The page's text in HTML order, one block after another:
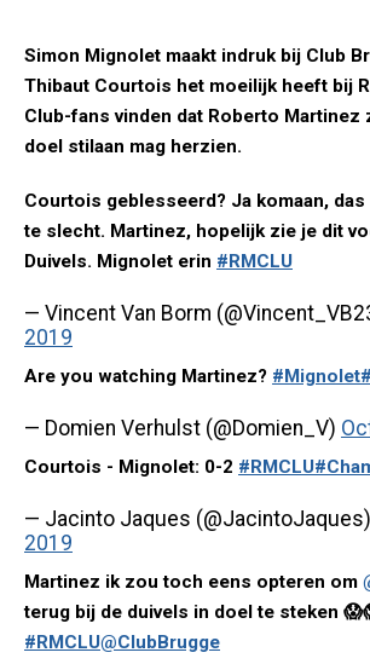
Simon Mignolet maakt indruk bij Club
Thibaut Courtois het moeilijk heeft bij
Club-fans vinden dat Roberto Martinez
doel stilaan mag herzien.
Courtois geblesseerd? Ja komaan, das
te slecht. Martinez, hopelijk zie je dit
Duivels. Mignolet erin #RMCLU
— Vincent Van Borm
2019
Are you watching Martinez? #Mignolet
— Domien Verhulst (@Domien_V)
Courtois - Mignolet: 0-2 #RMCLU
— Jacinto Jaques (@JacintoJaques)
2019
Martinez ik zou toch eens opteren om
terug bij de duivels in doel te steken
#RMCLU@ClubBrugge